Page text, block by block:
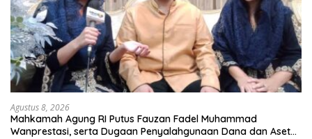
Agustus 8, 2026
Mahkamah Agung RI Putus Fauzan Fadel Muhammad
Wanprestasi, serta Dugaan Penyalahgunaan Dana dan Aset